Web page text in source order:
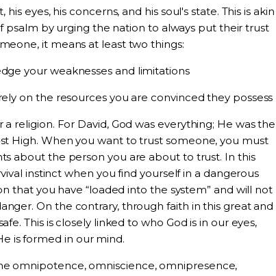
eyes, his concerns, and his soul's state. This is akin
psalm by urging the nation to always put their trust
it means at least two things:
your weaknesses and limitations
on the resources you are convinced they possess
religion. For David, God was everything; He was the
High. When you want to trust someone, you must
about the person you are about to trust. In this
instinct when you find yourself in a dangerous
that you have “loaded into the system” and will not
On the contrary, through faith in this great and
This is closely linked to who God is in our eyes,
is formed in our mind.
omnipotence, omniscience, omnipresence,